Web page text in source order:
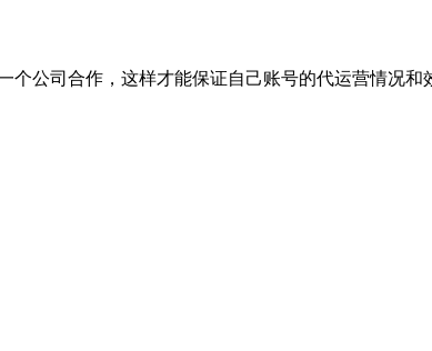
公司合作，这样才能保证自己账号的代运营情况